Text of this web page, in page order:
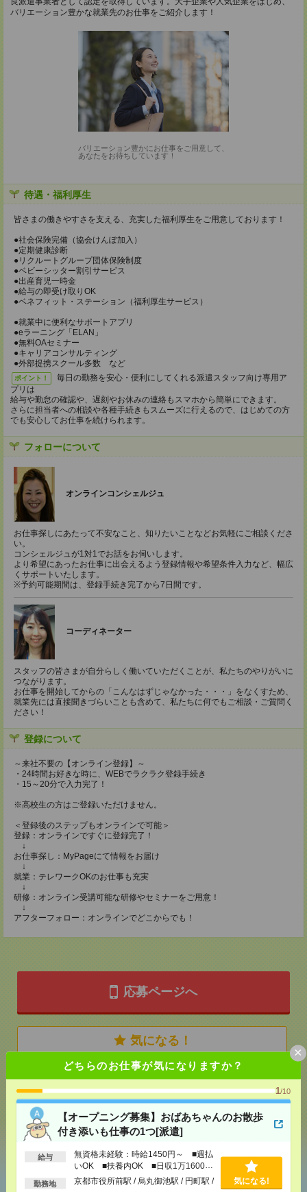
どちらのお仕事が気になりますか？
1/10
【オープニング募集】おばあちゃんのお散歩
付き添いも仕事の1つ[派遣]
給与
無資格未経験：時給1450円～ ■週払
いOK ■扶養内OK ■日収1万1600円
以上
勤務地
京都市役所前駅 / 烏丸御池駅 / 円町駅 /
気になる!
×
バリエーション豊かな就業先のお仕事をご紹介します！
バリエーション豊かにお仕事をご用意して、
あなたをお待ちしています！
待遇・福利厚生
皆さまの働きやすさを支える、充実した福利厚生をご用意しております！
●社会保険完備（協会けんぽ加入）
●定期健康診断
●リクルートグループ団体保険制度
●ベビーシッター割引サービス
●出産育児一時金
●給与の即受け取りOK
●ベネフィット・ステーション（福利厚生サービス）
●就業中に便利なサポートアプリ
●eラーニング「ELAN」
●無料OAセミナー
●キャリアコンサルティング
●外部提携スクール多数 など
ポイント！
毎日の勤務を安心・便利にしてくれる派遣スタッフ向け専用ア
プリは
給与や勤怠の確認や、遅刻やお休みの連絡もスマホから簡単にできます。
さらに担当者への相談や各種手続きもスムーズに行えるので、はじめての方
でも安心してお仕事を続けられます。
フォローについて
オンラインコンシェルジュ
お仕事探しにあたって不安なこと、知りたいことなどお気軽にご相談くださ
い。
コンシェルジュが1対1でお話をお伺いします。
より希望にあったお仕事に出会えるよう登録情報や希望条件入力など、幅広
くサポートいたします。
※予約可能期間は、登録手続き完了から7日間です。
コーディネーター
スタッフの皆さまが自分らしく働いていただくことが、私たちのやりがいに
つながります。
お仕事を開始してからの「こんなはずじゃなかった・・・」をなくすため、
就業先には直接聞きづらいことも含めて、私たちに何でもご相談・ご質問く
ださい！
登録について
～来社不要の【オンライン登録】～
・24時間お好きな時に、WEBでラクラク登録手続き
・15～20分で入力完了！
※高校生の方はご登録いただけません。
＜登録後のステップもオンラインで可能＞
登録：オンラインですぐに登録完了！
↓
お仕事探し：MyPageにて情報をお届け
↓
就業：テレワークOKのお仕事も充実
↓
研修：オンライン受講可能な研修やセミナーをご用意！
↓
アフターフォロー：オンラインでどこからでも！
応募ページへ
気になる！
メールで送る LINEで送る
シェア ツイート
あなたの閲覧履歴からの